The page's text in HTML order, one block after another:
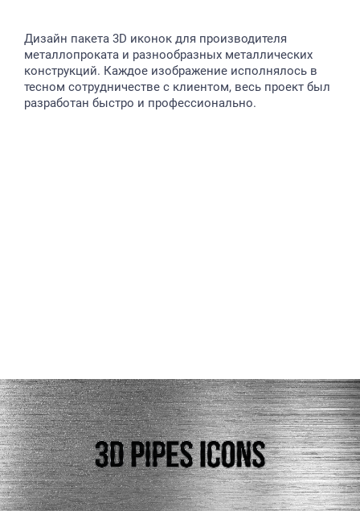
Дизайн пакета 3D иконок для производителя
металлопроката и разнообразных металлических
конструкций. Каждое изображение исполнялось в
тесном сотрудничестве с клиентом, весь проект был
разработан быстро и профессионально.